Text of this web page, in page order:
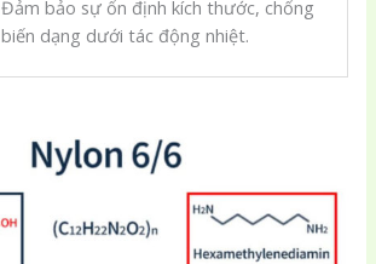
Đảm bảo sự ổn định kích thước, chống
biến dạng dưới tác động nhiệt.